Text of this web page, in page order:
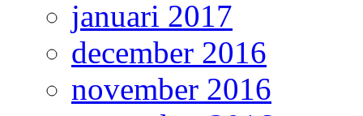
januari 2017
december 2016
november 2016